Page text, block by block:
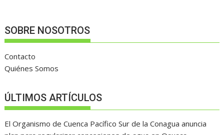
SOBRE NOSOTROS
Contacto
Quiénes Somos
ÚLTIMOS ARTÍCULOS
El Organismo de Cuenca Pacífico Sur de la Conagua anuncia